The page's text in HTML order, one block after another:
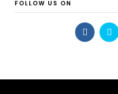
FOLLOW US ON